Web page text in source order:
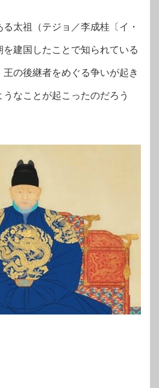
太祖（テジョ／李成桂〔イ・
建国したことで知られている
の後継者をめぐる争いが起き
なことが起こったのだろう